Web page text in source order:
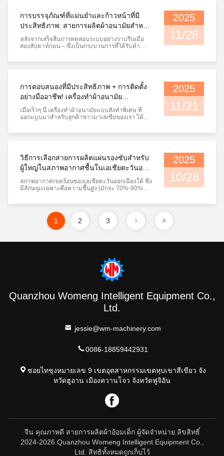
ได้ผลักดันสายการผลิตให้มีความเร็ว...
การบรรจุภัณฑ์ที่แม่นยำและก้าวหน้าที่มี
ประสิทธิภาพ: สายการผลิตผ้าอนามัยสำหรับ
มาเลเซียพร้อมสำหรับการขนส่ง
หลังจากเสร็จสิ้นการทดสอบระบบอย่างราบรื่นเมื่อ
สองสัปดาห์ก่อน – ซึ่งเป็นกระบวนการที่ได้รับคำ
เราได้เปิดตัวการรื้อถอนและบรรจุภัณฑ์สำหรับสาย
ขนส่งอุปกรณ์ไปยังมาเลเซีย ด้...
2025
11/28
การตอบสนองที่มีประสิทธิภาพ + การติดตั้ง
อย่างมืออาชีพ! เครื่องทำผ้าอนามัย
WOMENG สำหรับลูกค้าชาวมาเลเซียได้รับ
ความชื่นชมอย่างสูง
เมื่อเร็วๆ นี้ เครื่องทำผ้าอนามัยแบบสั่งทำพิเศษ ที่
ออกแบบมาสำหรับลูกค้าชาวมาเลเซียของเรา ได้
เป็นทางการ ลูกค้าได้เดินทางมาเยี่ยมชมและ
2025
11/21
วิธีการเลือกสายการผลิตแผ่นรองซับสำหรับ
ผู้ใหญ่ในสภาพอากาศชื้นในเอเชียตะวันออก
เฉียงใต้
สภาพอากาศเขตร้อนของเอเชียตะวันออกเฉียงใต้ ซึ่ง
มีลักษณะเฉพาะคือความชื้นสูง (มักจะ 70%-90%
ท้าทายที่ไม่เหมือนใครสำหรับผู้ผลิตแผ่นรองซับ
ดูดซับและผ้าไม่ทอ ทำให้เกิดสนิมกับอุปกรณ์ และส่ง
ผลกระทบต่อสุขอนามัยของผลิตภัณฑ์ ...
2025
10/28
1 2 3
Quanzhou Womeng Intelligent Equipment Co.,
Ltd.
jessie@wm-machinery.com
0086-18859442931
ซอยไทชุงหมายเลข 9 เขตอุตสาหกรรมเขตหุบเขาสีเขียว จัง
หวัดฮูอาน เมืองควานโจว จังหวัดฟูจิอัน
จีน คุณภาพดี สายการผลิตผ้าอ้อมเด็ก ผู้จัดจําหน่าย.ลิขสิทธิ์
2024-2026 Quanzhou Womeng Intelligent Equipment Co.,
Ltd. สิทธิทั้งหมดถูกเก็บไว้